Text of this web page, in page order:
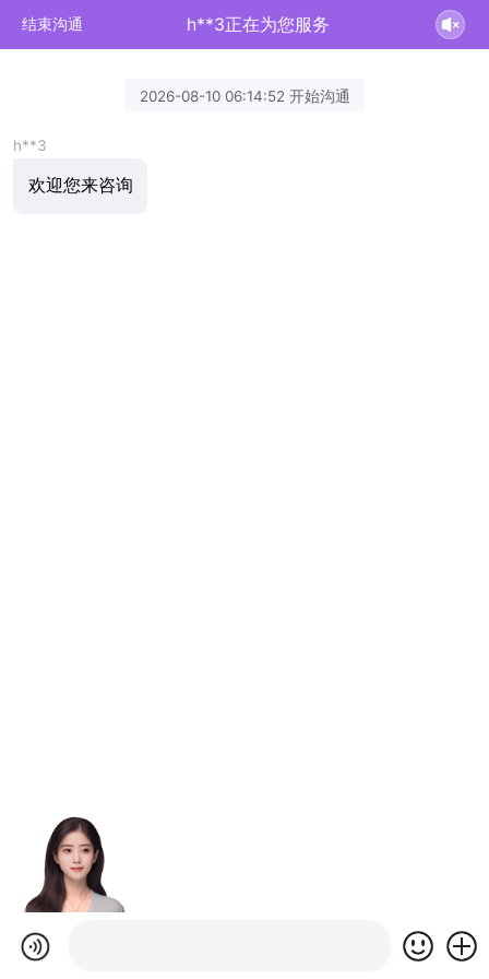
结束沟通 h**3正在为您服务
2026-08-10 06:14:52 开始沟通
h**3
欢迎您来咨询